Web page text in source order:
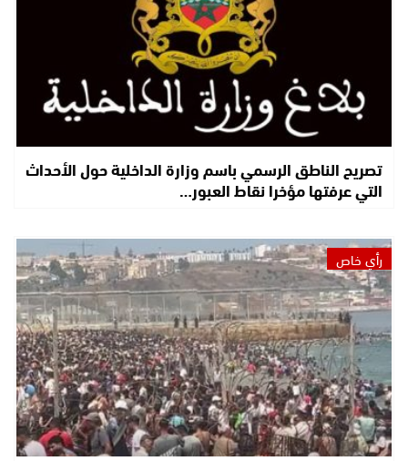
تصريح الناطق الرسمي باسم وزارة الداخلية حول الأحداث
التي عرفتها مؤخرا نقاط العبور…
رأي خاص